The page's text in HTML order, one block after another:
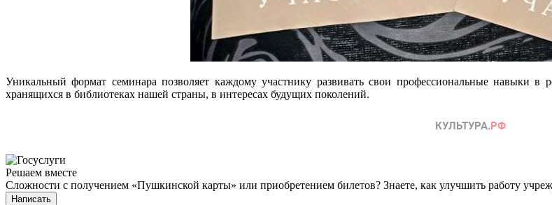
Уникальный формат семинара позволяет каждому участнику развивать свои профессиональные навыки
хранящихся в библиотеках нашей страны, в интересах будущих поколений.
Решаем вместе
Сложности с получением «Пушкинской карты» или приобретением билетов? Знаете, как улучшить работу
Написать